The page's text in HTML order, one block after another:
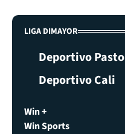
LIGA DIMAYOR
Deportivo Pasto
Deportivo Cali
Win +
Win Sports